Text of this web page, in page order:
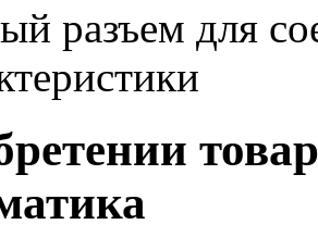
разъем для